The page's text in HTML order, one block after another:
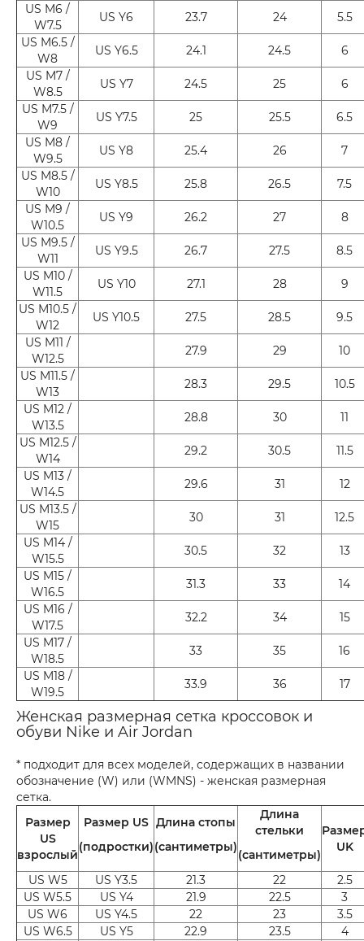
US M6 /
W7.5
US Y6 23.7 24
5.5
US M6.5 /
W8
US Y6.5 24.1 24.5
6
US M7 /
W8.5
US Y7 24.5 25
6
US M7.5 /
W9
US Y7.5 25 25.5
6.5
US M8 /
W9.5
US Y8 25.4 26
7
US M8.5 /
W10
US Y8.5 25.8 26.5
7.5
US M9 /
W10.5
US Y9 26.2 27
8
US M9.5 /
W11
US Y9.5 26.7 27.5
8.5
US M10 /
W11.5
US Y10 27.1 28
9
US M10.5 /
W12
US Y10.5 27.5 28.5
9.5
US M11 /
W12.5
27.9 29
10
US M11.5 /
W13
28.3 29.5
10.5
US M12 /
W13.5
28.8 30
11
US M12.5 /
W14
29.2 30.5
11.5
US M13 /
W14.5
29.6 31
12
US M13.5 /
W15
30 31
12.5
US M14 /
W15.5
30.5 32
13
US M15 /
W16.5
31.3 33
14
US M16 /
W17.5
32.2 34
15
US M17 /
W18.5
33 35
16
US M18 /
W19.5
33.9 36 17
Женская размерная сетка кроссовок и
обуви Nike и Air Jordan
* подходит для всех моделей, содержащих в названии
обозначение (W) или (WMNS) - женская размерная
сетка.
Размер
US
взрослый
Размер US
(подростки)
Длина стопы
(сантиметры)
Длина
стельки
(сантиметры)
UK
US W5 US Y3.5 21.3 22
2.5
US W5.5
US Y4 21.9 22.5
3
US W6
US Y4.5 22 23
3.5
US W6.5
US Y5 22.9 23.5
4